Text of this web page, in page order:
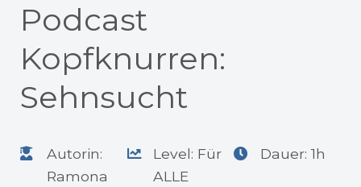
Podcast
Kopfknurren:
Sehnsucht
Autorin:
Ramona
Level: Für
ALLE
Dauer: 1h